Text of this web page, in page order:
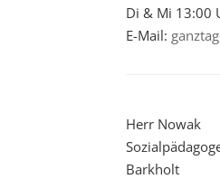
Di & Mi 13:00
E-Mail:
Herr Nowak
Barkholt